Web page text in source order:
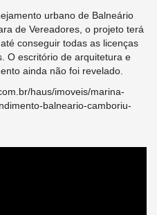
urbano de Balneário
de Vereadores, o projeto terá
conseguir todas as licenças
O escritório de arquitetura e
ainda não foi revelado.
haus/imoveis/marina-
balneario-camboriu-